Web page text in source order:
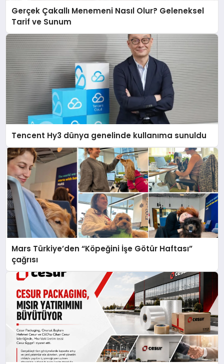
Gerçek Çakallı Menemeni Nasıl Olur? Geleneksel
Tarif ve Sunum
Tencent Hy3 dünya genelinde kullanıma sunuldu
Mars Türkiye’den “Köpeğini İşe Götür Haftası”
çağrısı